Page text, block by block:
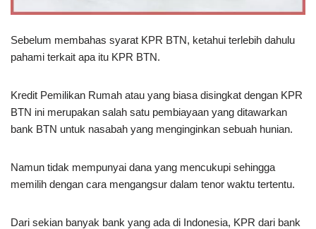
Sebelum membahas syarat KPR BTN, ketahui terlebih dahulu
pahami terkait apa itu KPR BTN.
Kredit Pemilikan Rumah atau yang biasa disingkat dengan KPR
BTN ini merupakan salah satu pembiayaan yang ditawarkan
bank BTN untuk nasabah yang menginginkan sebuah hunian.
Namun tidak mempunyai dana yang mencukupi sehingga
memilih dengan cara mengangsur dalam tenor waktu tertentu.
Dari sekian banyak bank yang ada di Indonesia, KPR dari bank